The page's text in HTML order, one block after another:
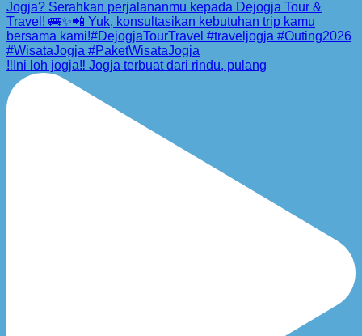
‼️Ini loh jogja‼️ Jogja terbuat dari rindu, pulang